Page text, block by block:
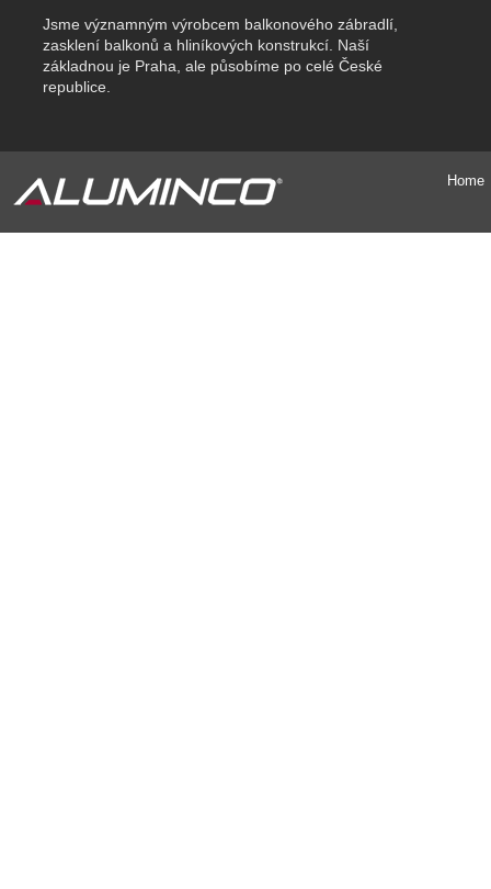
Jsme významným výrobcem balkonového zábradlí,
zasklení balkonů a hliníkových konstrukcí. Naší
základnou je Praha, ale působíme po celé České
republice.
Home